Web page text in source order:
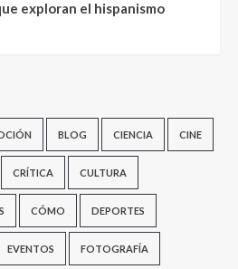
exploran el hispanismo
BLOG CIENCIA CINE
CRÍTICA CULTURA
CÓMO DEPORTES
EVENTOS FOTOGRAFÍA